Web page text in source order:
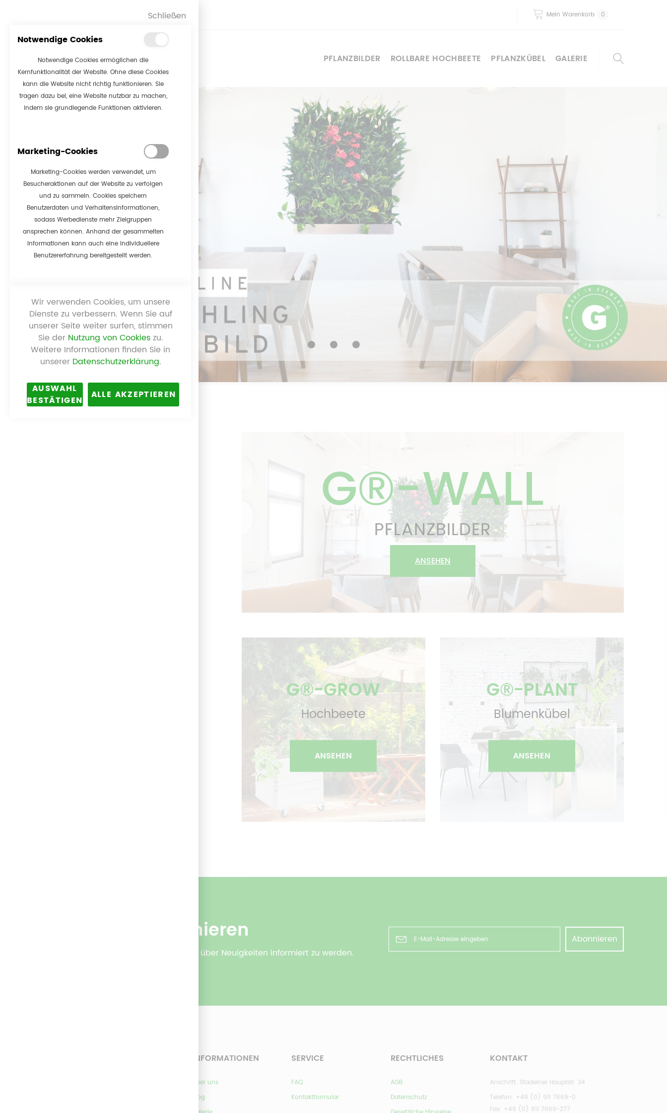
Mein Warenkorb 0
PFLANZBILDER ROLLBARE HOCHBEETE PFLANZKÜBEL GALERIE
G®-WALL
PFLANZBILDER
ANSEHEN
G®-GROW
Hochbeete
ANSEHEN
G®-PLANT
Blumenkübel
ANSEHEN
Newsletter abonnieren
Abonnieren Sie unseren Newsletter, um über Neuigkeiten informiert zu werden.
Abonnieren
INFORMATIONEN
Über uns
Blog
SERVICE
FAQ
Kontaktformular
RECHTLICHES
AGB
Datenschutz
KONTAKT
Anschrift: Stadelner Hauptstr. 34
Telefon: +49 (0) 911 7669-0
Fax: +49 (0) 911 7669-277
Schließen
Notwendige Cookies
Notwendige Cookies ermöglichen die
Kernfunktionalität der Website. Ohne diese Cookies
kann die Website nicht richtig funktionieren. Sie
tragen dazu bei, eine Website nutzbar zu machen,
indem sie grundlegende Funktionen aktivieren.
Marketing-Cookies
Marketing-Cookies werden verwendet, um
Besucheraktionen auf der Website zu verfolgen
und zu sammeln. Cookies speichern
Benutzerdaten und Verhaltensinformationen,
sodass Werbedienste mehr Zielgruppen
ansprechen können. Anhand der gesammelten
Informationen kann auch eine individuellere
Benutzererfahrung bereitgestellt werden.
Wir verwenden Cookies, um unsere
Dienste zu verbessern. Wenn Sie auf
unserer Seite weiter surfen, stimmen
Sie der Nutzung von Cookieszu.
Weitere Informationen finden Sie in
unserer Datenschutzerklärung.
AUSWAHL
BESTÄTIGEN
ALLE AKZEPTIEREN